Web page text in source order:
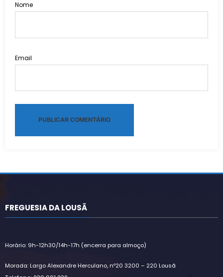
Nome
Email
FREGUESIA DA LOUSÃ
Horário: 9h-12h30/14h-17h (encerra para almoço)
Morada: Largo Alexandre Herculano, nº20 3200 – 220 Lousã